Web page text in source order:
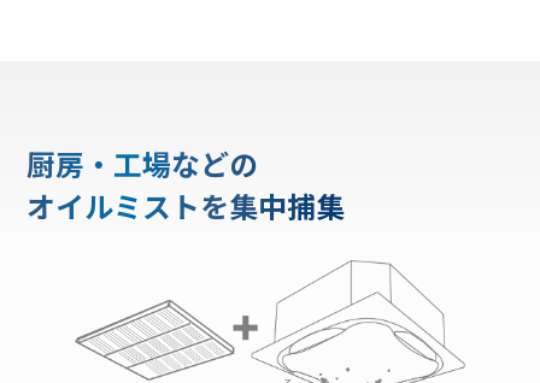
厨房・工場などの
オイルミストを集中捕集